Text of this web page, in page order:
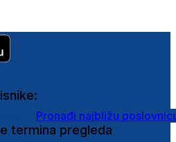
Pronađi najbližu
termina pregleda